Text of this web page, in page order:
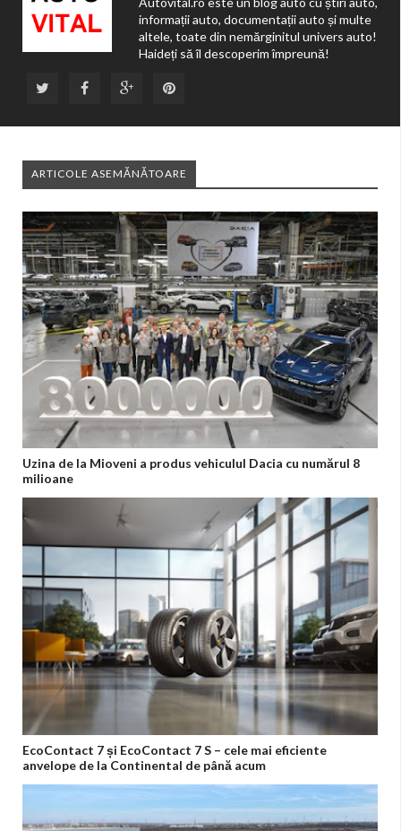
informații auto, documentații auto și multe
altele, toate din nemărginitul univers auto!
Haideți să îl descoperim împreună!
ARTICOLE ASEMĂNĂTOARE
Uzina de la Mioveni a produs vehiculul Dacia cu numărul 8
milioane
EcoContact 7 și EcoContact 7 S – cele mai eficiente
anvelope de la Continental de până acum